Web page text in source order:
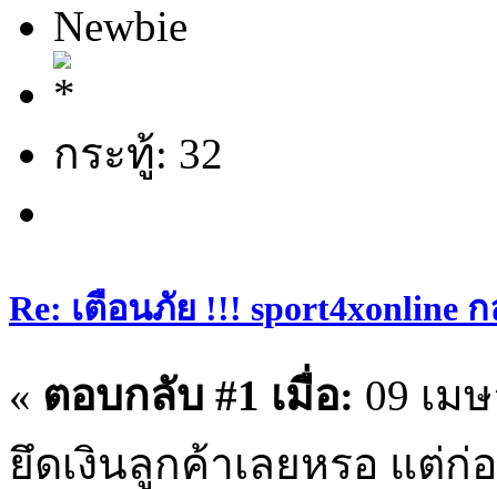
Newbie
กระทู้: 32
Re: เตือนภัย !!! sport4xonline
« ตอบกลับ #1 เมื่อ: 09 เม
ยึดเงินลูกค้าเลยหรอ แต่ก่